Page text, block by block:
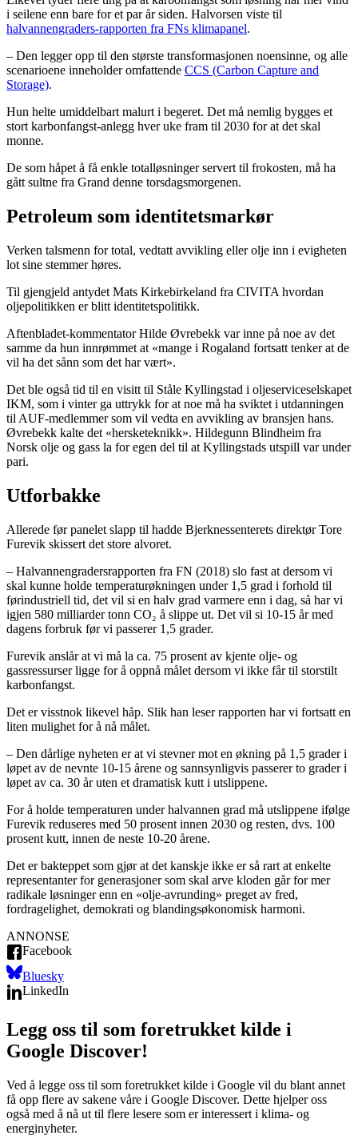
i seilene enn bare for et par år siden. Halvorsen viste til
halvannengraders-rapporten fra FNs klimapanel.
– Den legger opp til den største transformasjonen noensinne, og alle
scenarioene inneholder omfattende CCS (Carbon Capture and
Storage).
Hun helte umiddelbart malurt i begeret. Det må nemlig bygges et
stort karbonfangst-anlegg hver uke fram til 2030 for at det skal
monne.
De som håpet å få enkle totalløsninger servert til frokosten, må ha
gått sultne fra Grand denne torsdagsmorgenen.
Petroleum som identitetsmarkør
Verken talsmenn for total, vedtatt avvikling eller olje inn i evigheten
lot sine stemmer høres.
Til gjengjeld antydet Mats Kirkebirkeland fra CIVITA hvordan
oljepolitikken er blitt identitetspolitikk.
Aftenbladet-kommentator Hilde Øvrebekk var inne på noe av det
samme da hun innrømmet at «mange i Rogaland fortsatt tenker at de
vil ha det sånn som det har vært».
Det ble også tid til en visitt til Ståle Kyllingstad i oljeserviceselskapet
IKM, som i vinter ga uttrykk for at noe må ha sviktet i utdanningen
til AUF-medlemmer som vil vedta en avvikling av bransjen hans.
Øvrebekk kalte det «hersketeknikk». Hildegunn Blindheim fra
Norsk olje og gass la for egen del til at Kyllingstads utspill var under
pari.
Utforbakke
Allerede før panelet slapp til hadde Bjerknessenterets direktør Tore
Furevik skissert det store alvoret.
– Halvannengradersrapporten fra FN (2018) slo fast at dersom vi
skal kunne holde temperaturøkningen under 1,5 grad i forhold til
førindustriell tid, det vil si en halv grad varmere enn i dag, så har vi
igjen 580 milliarder tonn CO₂ å slippe ut. Det vil si 10-15 år med
dagens forbruk før vi passerer 1,5 grader.
Furevik anslår at vi må la ca. 75 prosent av kjente olje- og
gassressurser ligge for å oppnå målet dersom vi ikke får til storstilt
karbonfangst.
Det er visstnok likevel håp. Slik han leser rapporten har vi fortsatt en
liten mulighet for å nå målet.
– Den dårlige nyheten er at vi stevner mot en økning på 1,5 grader i
løpet av de nevnte 10-15 årene og sannsynligvis passerer to grader i
løpet av ca. 30 år uten et dramatisk kutt i utslippene.
For å holde temperaturen under halvannen grad må utslippene ifølge
Furevik reduseres med 50 prosent innen 2030 og resten, dvs. 100
prosent kutt, innen de neste 10-20 årene.
Det er bakteppet som gjør at det kanskje ikke er så rart at enkelte
representanter for generasjoner som skal arve kloden går for mer
radikale løsninger enn en «olje-avrunding» preget av fred,
fordragelighet, demokrati og blandingsøkonomisk harmoni.
ANNONSE
Facebook
Bluesky
LinkedIn
Legg oss til som foretrukket kilde i
Google Discover!
Ved å legge oss til som foretrukket kilde i Google vil du blant annet
få opp flere av sakene våre i Google Discover. Dette hjelper oss
også med å nå ut til flere lesere som er interessert i klima- og
energinyheter.